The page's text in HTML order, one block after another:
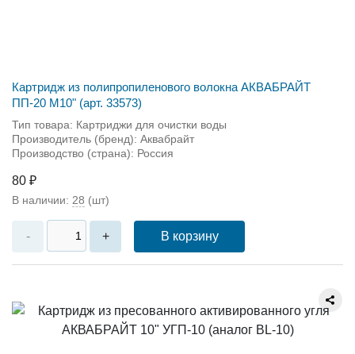
Картридж из полипропиленового волокна АКВАБРАЙТ
ПП-20 М10" (арт. 33573)
Тип товара: Картриджи для очистки воды
Производитель (бренд): Аквабрайт
Производство (страна): Россия
80 ₽
В наличии: 28 (шт)
- + В корзину